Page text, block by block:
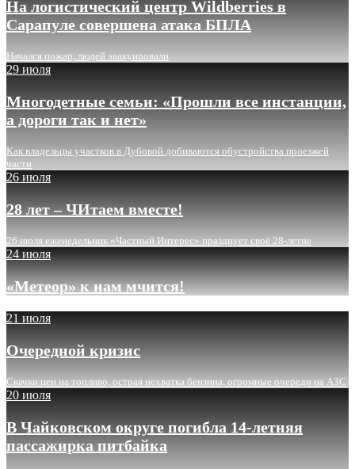
На логистический центр Wildberries в
Сарапуле совершена атака БПЛА
Начался пожар, людей эвакуировали
29 июля
Многодетные семьи: «Прошли все инстанции,
а дороги так и нет»
Как владельцы участков в Дубовой добиваются обустройства проезжей
части
26 июля
28 лет – ЧИтаем вместе!
26 июля еженедельник «Частный Интерес» празднует своё 28-летие
24 июля
«Метеор» к нам мчится!
21 июля
Очередной кризис
Скачки цен на топливо, острая нехватка бензина, огромные очереди на АЗС
20 июля
В Чайковском округе погибла 14-летняя
пассажирка питбайка